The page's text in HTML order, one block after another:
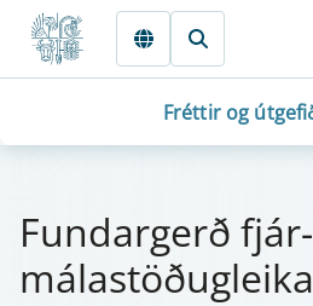
Fara beint í Meginmál
Fréttir og
Fund­ar­gerð fjá­r­